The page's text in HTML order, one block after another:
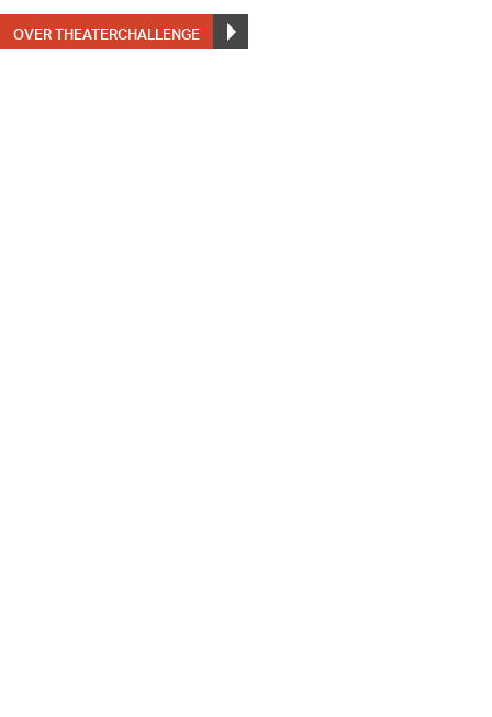
OVER THEATERCHALLENGE